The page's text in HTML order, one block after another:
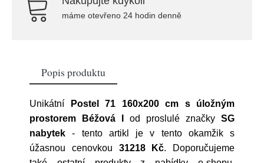
máme otevřeno 24 hodin denně
Popis produktu
Unikátní
Postel 71 160x200 cm s úložným
prostorem Béžová I
od proslulé značky SG
nabytek - tento artikl je v tento okamžik s
úžasnou cenovkou 31218 Kč. Doporučujeme